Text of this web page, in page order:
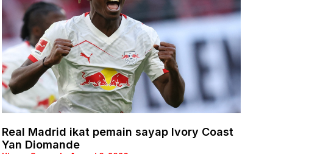
Real Madrid ikat pemain sayap Ivory Coast
Yan Diomande